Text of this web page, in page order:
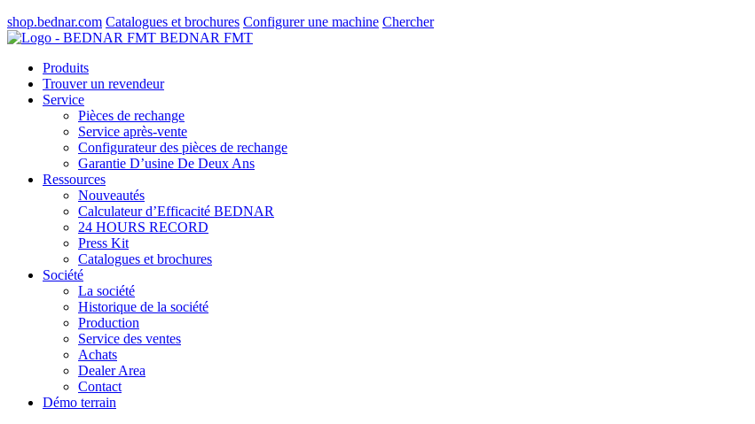
shop.bednar.com Catalogues et brochures Configurer une machine Chercher
BEDNAR FMT
Produits
Trouver un revendeur
Service
Pièces de rechange
Service après-vente
Configurateur des pièces de rechange
Garantie D’usine De Deux Ans
Ressources
Nouveautés
Calculateur d’Efficacité BEDNAR
24 HOURS RECORD
Press Kit
Catalogues et brochures
Société
La société
Historique de la société
Production
Service des ventes
Achats
Dealer Area
Contact
Démo terrain